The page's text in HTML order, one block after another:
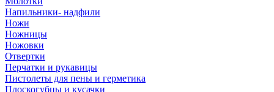
Напильники- надфили
Ножи
Ножницы
Ножовки
Отвертки
Перчатки и рукавицы
Пистолеты для пены и герметика
Плоскогубцы и кусачки